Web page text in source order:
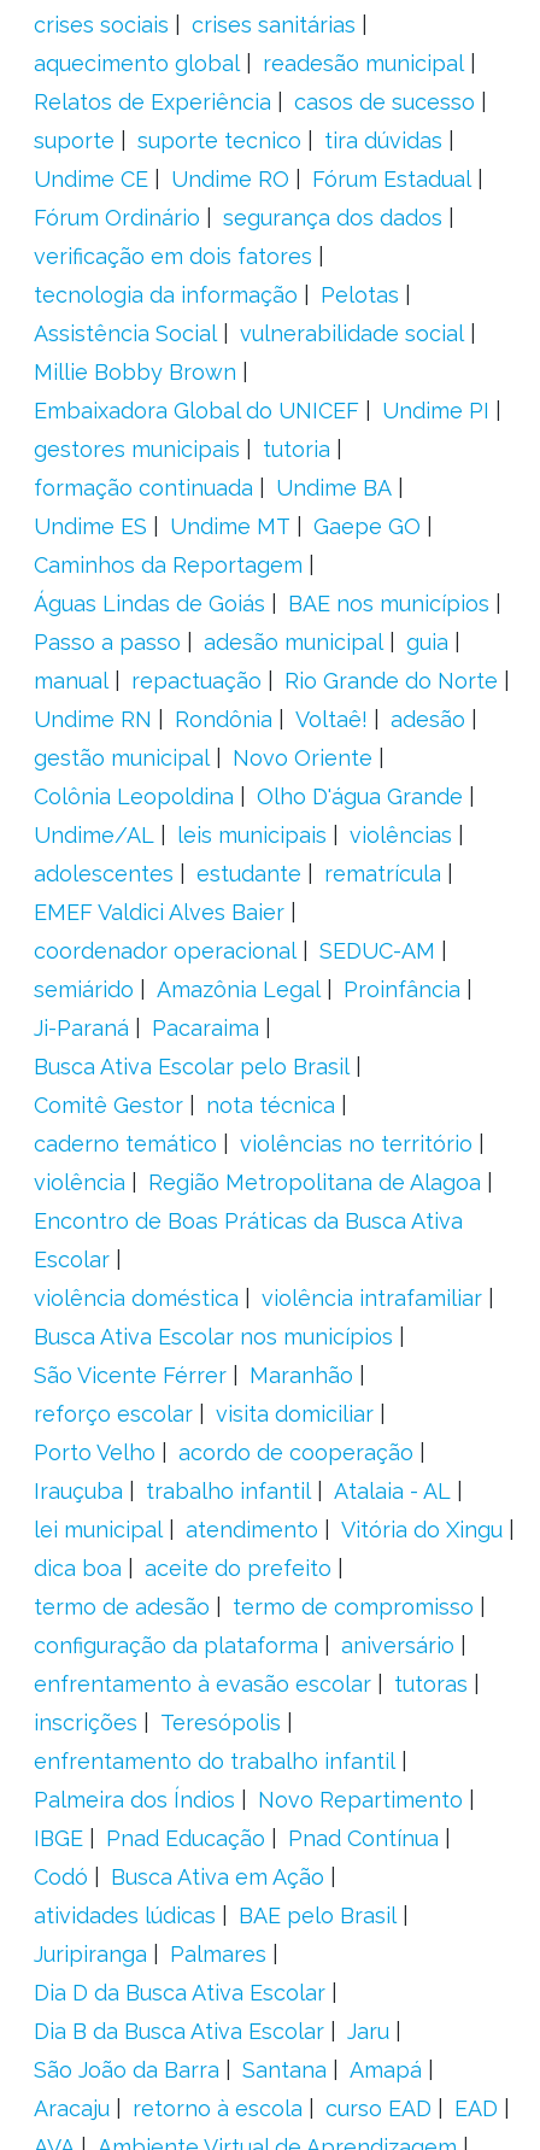
crises sociais
crises sanitárias
aquecimento global
readesão municipal
Relatos de Experiência
casos de sucesso
suporte
suporte tecnico
tira dúvidas
Undime CE
Undime RO
Fórum Estadual
Fórum Ordinário
segurança dos dados
verificação em dois fatores
tecnologia da informação
Pelotas
Assistência Social
vulnerabilidade social
Millie Bobby Brown
Embaixadora Global do UNICEF
Undime PI
gestores municipais
tutoria
formação continuada
Undime BA
Undime ES
Undime MT
Gaepe GO
Caminhos da Reportagem
Águas Lindas de Goiás
BAE nos municípios
Passo a passo
adesão municipal
guia
manual
repactuação
Rio Grande do Norte
Undime RN
Rondônia Voltaê!
adesão
gestão municipal
Novo Oriente
Colônia Leopoldina
Olho D'água Grande
Undime/AL
leis municipais
violências
adolescentes
estudante
rematrícula
EMEF Valdici Alves Baier
coordenador operacional
SEDUC-AM
semiárido
Amazônia Legal
Proinfância
Ji-Paraná
Pacaraima
Busca Ativa Escolar pelo Brasil
Comitê Gestor
nota técnica
caderno temático
violências no território
violência
Região Metropolitana de Alagoa
Encontro de Boas Práticas da Busca Ativa
Escolar
violência doméstica
violência intrafamiliar
Busca Ativa Escolar nos municípios
São Vicente Férrer
Maranhão
reforço escolar
visita domiciliar
Porto Velho
acordo de cooperação
Irauçuba
trabalho infantil
Atalaia - AL
lei municipal
atendimento
Vitória do Xingu
dica boa
aceite do prefeito
termo de adesão
termo de compromisso
configuração da plataforma
aniversário
enfrentamento à evasão escolar
tutoras
inscrições
Teresópolis
enfrentamento do trabalho infantil
Palmeira dos Índios
Novo Repartimento
IBGE
Pnad Educação
Pnad Contínua
Codó
Busca Ativa em Ação
atividades lúdicas
BAE pelo Brasil
Juripiranga
Palmares
Dia D da Busca Ativa Escolar
Dia B da Busca Ativa Escolar
Jaru
São João da Barra
Santana
Amapá
Aracaju
retorno à escola curso EAD
EAD